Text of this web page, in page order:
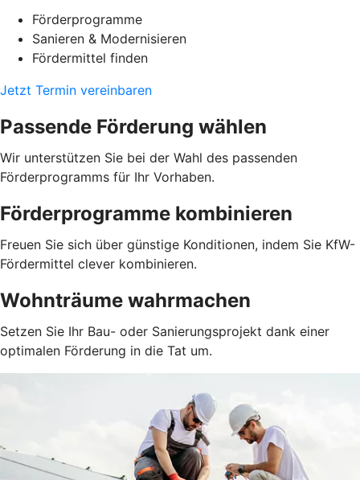
Förderprogramme
Sanieren & Modernisieren
Fördermittel finden
Jetzt Termin vereinbaren
Passende Förderung wählen
Wir unterstützen Sie bei der Wahl des passenden
Förderprogramms für Ihr Vorhaben.
Förderprogramme kombinieren
Freuen Sie sich über günstige Konditionen, indem Sie KfW-
Fördermittel clever kombinieren.
Wohnträume wahrmachen
Setzen Sie Ihr Bau- oder Sanierungsprojekt dank einer
optimalen Förderung in die Tat um.